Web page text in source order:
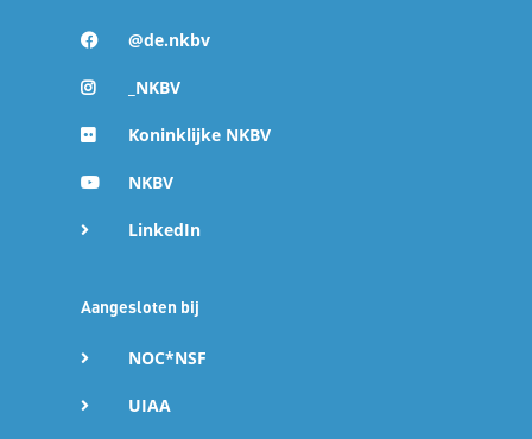
@de.nkbv
_NKBV
Koninklijke NKBV
NKBV
LinkedIn
Aangesloten bij
NOC*NSF
UIAA